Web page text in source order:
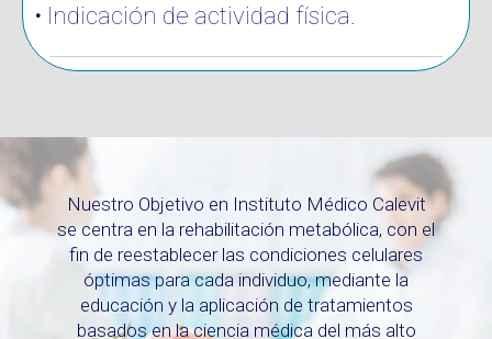
• Indicación de actividad física.
Nuestro Objetivo en Instituto Médico Calevit
se centra en la rehabilitación metabólica, con el
fin de reestablecer las condiciones celulares
óptimas para cada individuo, mediante la
educación y la aplicación de tratamientos
basados en la ciencia médica del más alto